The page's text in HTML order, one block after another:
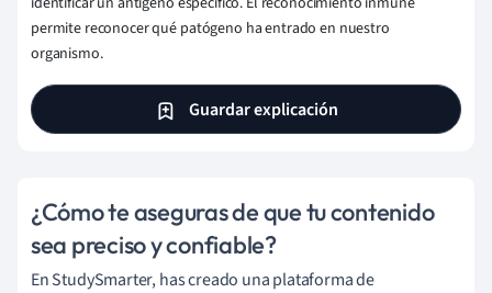
permite reconocer qué patógeno ha entrado en nuestro
organismo.
Guardar explicación
¿Cómo te aseguras de que tu contenido
sea preciso y confiable?
En StudySmarter, has creado una plataforma de